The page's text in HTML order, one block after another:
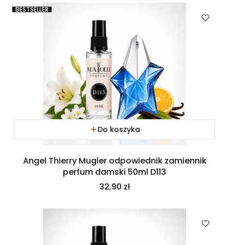
BESTSELLER
Do koszyka
Angel Thierry Mugler odpowiednik zamiennik
perfum damski 50ml D113
Cena
32,90 zł